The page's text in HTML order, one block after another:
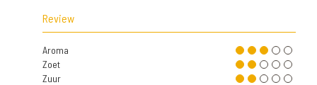
Review
Aroma
Zoet
Zuur